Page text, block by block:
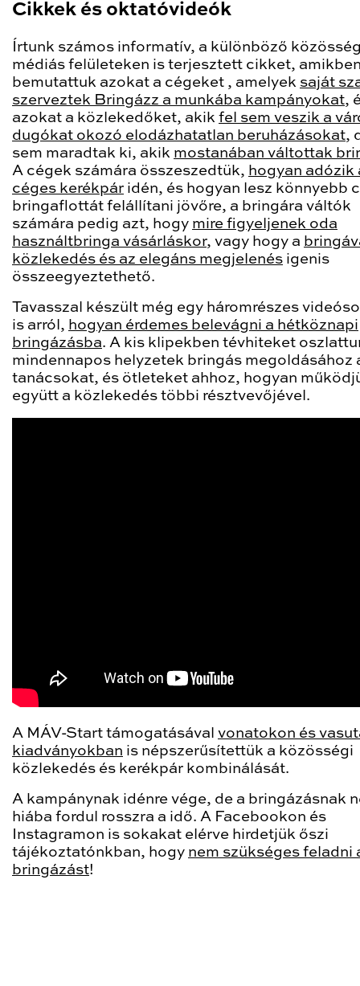
Cikkek és oktatóvideók
Írtunk számos informatív, a különböző
médiás felületeken is terjesztett cikket,
bemutattuk azokat a cégeket , amelyek saját
szerveztek Bringázz a munkába kampányokat,
azokat a közlekedőket, akik fel sem veszik a
dugókat okozó elodázhatatlan beruházásokat,
sem maradtak ki, akik mostanában váltottak
A cégek számára összeszedtük, hogyan adózik
céges kerékpár idén, és hogyan lesz könnyebb
bringaflottát felállítani jövőre, a bringára váltók
számára pedig azt, hogy mire figyeljenek oda
használtbringa vásárláskor, vagy hogy a
közlekedés és az elegáns megjelenés igenis
összeegyeztethető.
Tavasszal készült még egy háromrészes
is arról, hogyan érdemes belevágni a hétköznapi
bringázásba. A kis klipekben tévhiteket
mindennapos helyzetek bringás megoldásához
tanácsokat, és ötleteket ahhoz, hogyan
együtt a közlekedés többi résztvevőjével.
A MÁV-Start támogatásával vonatokon és
kiadványokban is népszerűsítettük a közösségi
közlekedés és kerékpár kombinálását.
A kampánynak idénre vége, de a bringázásnak
hiába fordul rosszra a idő. A Facebookon és
Instagramon is sokakat elérve hirdetjük őszi
tájékoztatónkban, hogy nem szükséges feladni
bringázást!